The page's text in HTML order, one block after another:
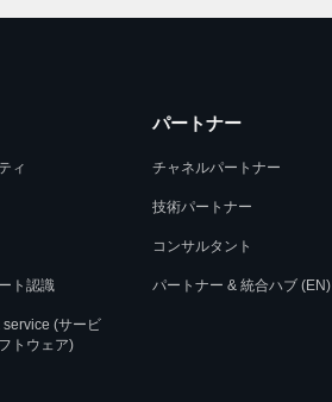
ィ
ト認識
(サービ
トウェア)
パートナー
チャネルパートナー
技術パートナー
コンサルタント
パートナー & 統合ハブ (EN)